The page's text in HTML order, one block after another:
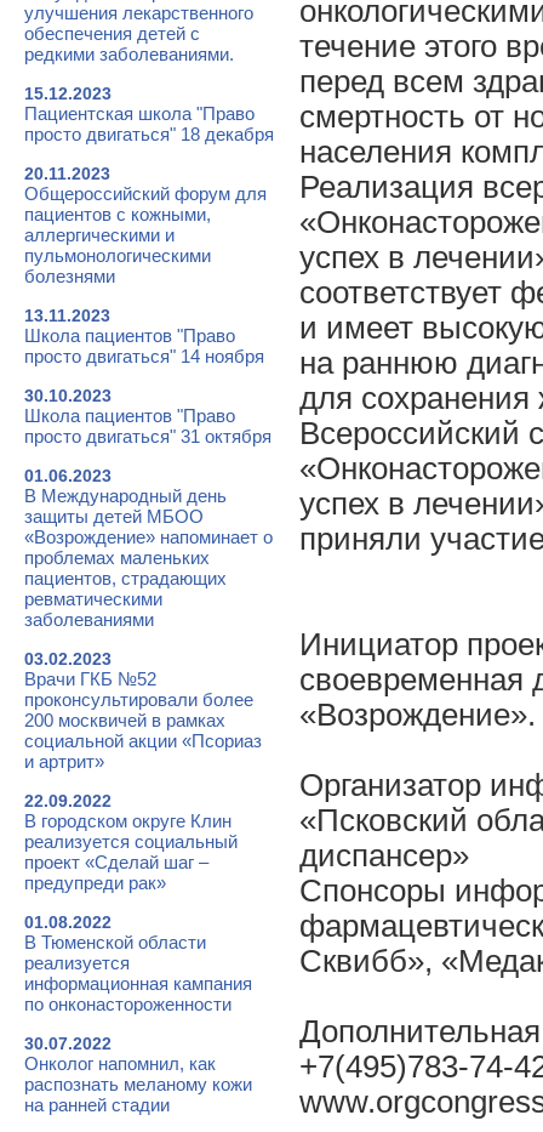
улучшения лекарственного
обеспечения детей с
редкими заболеваниями.
15.12.2023
Пациентская школа "Право
просто двигаться" 18 декабря
20.11.2023
Общероссийский форум для
пациентов с кожными,
аллергическими и
пульмонологическими
болезнями
13.11.2023
Школа пациентов "Право
просто двигаться" 14 ноября
30.10.2023
Школа пациентов "Право
просто двигаться" 31 октября
01.06.2023
В Международный день
защиты детей МБОО
«Возрождение» напоминает о
проблемах маленьких
пациентов, страдающих
ревматическими
заболеваниями
03.02.2023
Врачи ГКБ №52
проконсультировали более
200 москвичей в рамках
социальной акции «Псориаз
и артрит»
22.09.2022
В городском округе Клин
реализуется социальный
проект «Сделай шаг –
предупреди рак»
01.08.2022
В Тюменской области
реализуется
информационная кампания
по онконастороженности
30.07.2022
Онколог напомнил, как
распознать меланому кожи
на ранней стадии
течение этого
перед всем
смертность от
населения
Реализация
успех в
соответствует
и имеет
на раннюю
для сохранения
Всероссийский
успех в
приняли
Инициатор
своевременная
«Возрождение».
Организатор
«Псковский
диспансер»
Спонсоры
Сквибб»,
+7(495)783-74-